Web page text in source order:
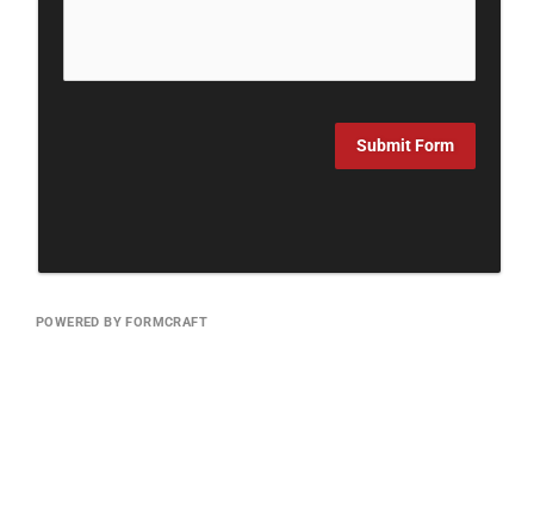
Submit Form
POWERED BY FORMCRAFT